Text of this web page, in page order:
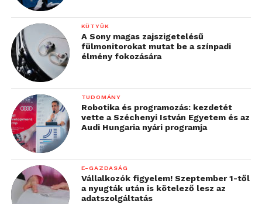
KÜTYÜK
A Sony magas zajszigetelésű
fülmonitorokat mutat be a színpadi
élmény fokozására
TUDOMÁNY
Robotika és programozás: kezdetét
vette a Széchenyi István Egyetem és az
Audi Hungaria nyári programja
E-GAZDASÁG
Vállalkozók figyelem! Szeptember 1-től
a nyugták után is kötelező lesz az
adatszolgáltatás